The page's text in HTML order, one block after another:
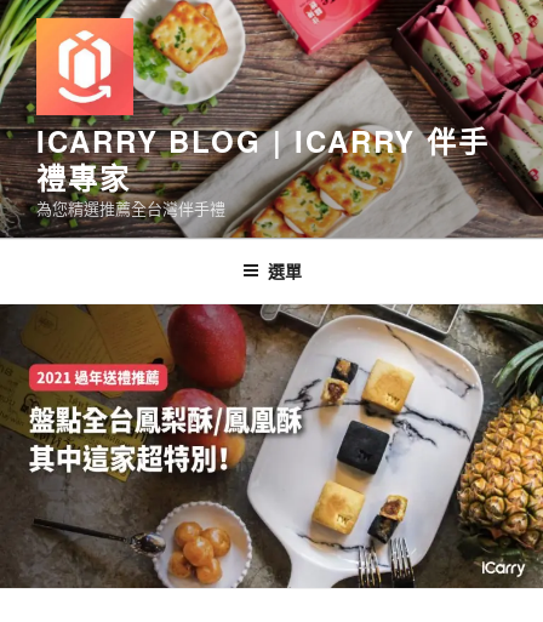
跳
至
主
要
內
容
ICARRY BLOG | ICARRY 伴手
禮專家
為您精選推薦全台灣伴手禮
選單